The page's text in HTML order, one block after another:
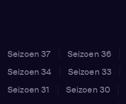
Seizoen 37 Seizoen 36
Seizoen 34
Seizoen 33
Seizoen 31
Seizoen 30